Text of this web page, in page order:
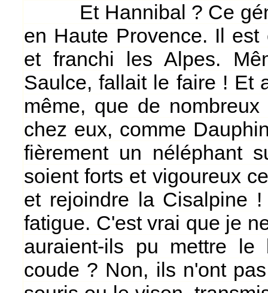
Et Hannibal ? Ce
en Haute Provence. Il
et franchi les Alpes.
Saulce, fallait le faire ! Et
même, que de
chez eux, comme
fièrement un néléphant
soient forts et vigoureux
et rejoindre la Cisalpine
fatigue. C'est vrai que je
auraient-ils pu mettre
coude ? Non, ils n'ont